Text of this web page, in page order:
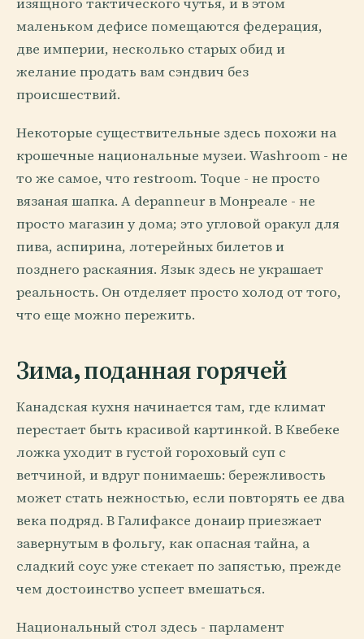
изящного тактического чутья, и в этом
маленьком дефисе помещаются федерация,
две империи, несколько старых обид и
желание продать вам сэндвич без
происшествий.
Некоторые существительные здесь похожи на
крошечные национальные музеи. Washroom - не
то же самое, что restroom. Toque - не просто
вязаная шапка. А depanneur в Монреале - не
просто магазин у дома; это угловой оракул для
пива, аспирина, лотерейных билетов и
позднего раскаяния. Язык здесь не украшает
реальность. Он отделяет просто холод от того,
что еще можно пережить.
Зима, поданная горячей
Канадская кухня начинается там, где климат
перестает быть красивой картинкой. В Квебеке
ложка уходит в густой гороховый суп с
ветчиной, и вдруг понимаешь: бережливость
может стать нежностью, если повторять ее два
века подряд. В Галифаксе донаир приезжает
завернутым в фольгу, как опасная тайна, а
сладкий соус уже стекает по запястью, прежде
чем достоинство успеет вмешаться.
Национальный стол здесь - парламент